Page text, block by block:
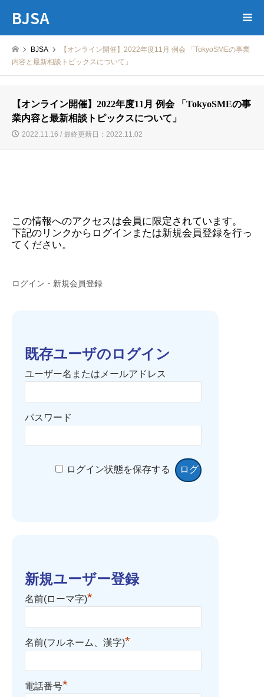
BJSA
BJSA
【オンライン開催】2022年度11月 例会 「TokyoSMEの事業
内容と最新相談トピックスについて」
【オンライン開催】2022年度11月 例会 「TokyoSMEの事
業内容と最新相談トピックスについて」
2022.11.16 / 最終更新日：2022.11.02
この情報へのアクセスは会員に限定されています。
下記のリンクからログインまたは新規会員登録を行っ
てください。
ログイン・新規会員登録
既存ユーザのログイン
ユーザー名またはメールアドレス
パスワード
ログイン状態を保存する
新規ユーザー登録
名前(ローマ字)*
名前(フルネーム、漢字)*
電話番号*